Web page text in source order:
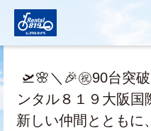
🛫🌸＼🎉㊗️90台突
ンタル８１９大阪国
新しい仲間ととも